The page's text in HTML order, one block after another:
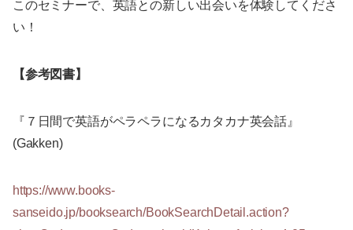
このセミナーで、英語との新しい出会いを体験してくださ
い！
【参考図書】
『７日間で英語がペラペラになるカタカナ英会話』
(Gakken)
https://www.books-
sanseido.jp/booksearch/BookSearchDetail.action?